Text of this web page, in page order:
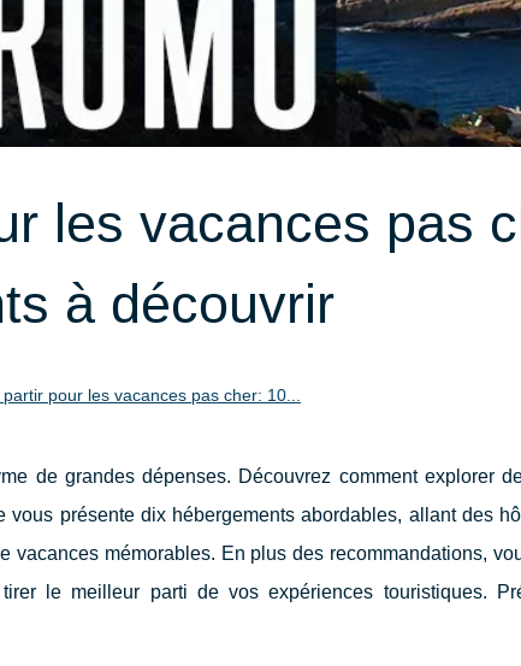
les vacances pas
à découvrir
pour les vacances pas cher: 10...
de grandes dépenses. Découvrez comment explorer
vous présente dix hébergements abordables, allant des
vacances mémorables. En plus des recommandations,
le meilleur parti de vos expériences touristiques.